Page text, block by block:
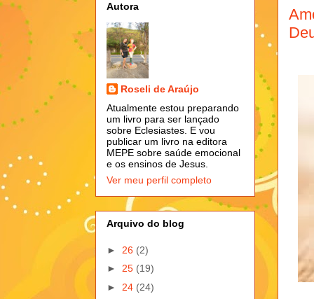
Autora
Roseli de Araújo
Atualmente estou preparando
um livro para ser lançado
sobre Eclesiastes. E vou
publicar um livro na editora
MEPE sobre saúde emocional
e os ensinos de Jesus.
Ver meu perfil completo
Arquivo do blog
► 26 (2)
► 25 (19)
► 24 (24)